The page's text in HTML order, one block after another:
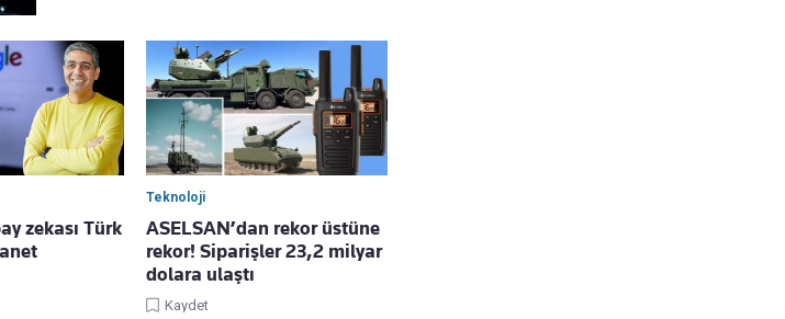
zekası Türk
Teknoloji
ASELSAN’dan rekor üstüne
rekor! Siparişler 23,2 milyar
dolara ulaştı
Kaydet